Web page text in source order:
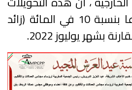
شهدت بذلك ارتفاعا بنسبة 10 في المائة (زائد